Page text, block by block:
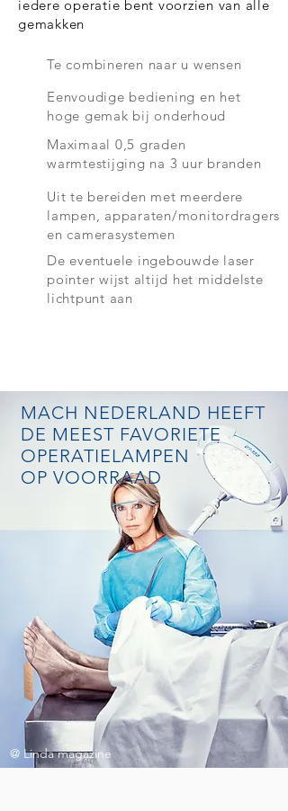
iedere operatie bent voorzien van alle
gemakken
Te combineren naar u wensen
Eenvoudige bediening en het
hoge gemak bij onderhoud
Maximaal 0,5 graden
warmtestijging na 3 uur branden
Uit te bereiden met meerdere
lampen, apparaten/monitordragers
en camerasystemen
De eventuele ingebouwde laser
pointer wijst altijd het middelste
lichtpunt aan
MACH NEDERLAND HEEFT
DE MEEST FAVORIETE
OPERATIELAMPEN
OP VOORRAAD
@ Linda magazine